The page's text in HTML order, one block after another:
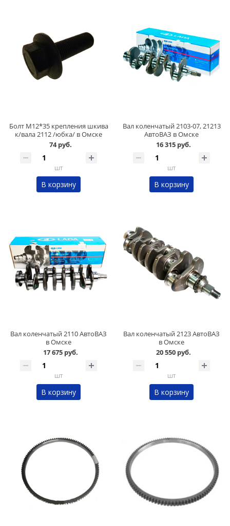
Болт М12*35 крепления шкива
к/вала 2112 /юбка/ в Омске
74 руб.
шт
В корзину
Вал коленчатый 2103-07, 21213
АвтоВАЗ в Омске
16 315 руб.
шт
В корзину
Вал коленчатый 2110 АвтоВАЗ
в Омске
17 675 руб.
шт
В корзину
Вал коленчатый 2123 АвтоВАЗ
в Омске
20 550 руб.
шт
В корзину